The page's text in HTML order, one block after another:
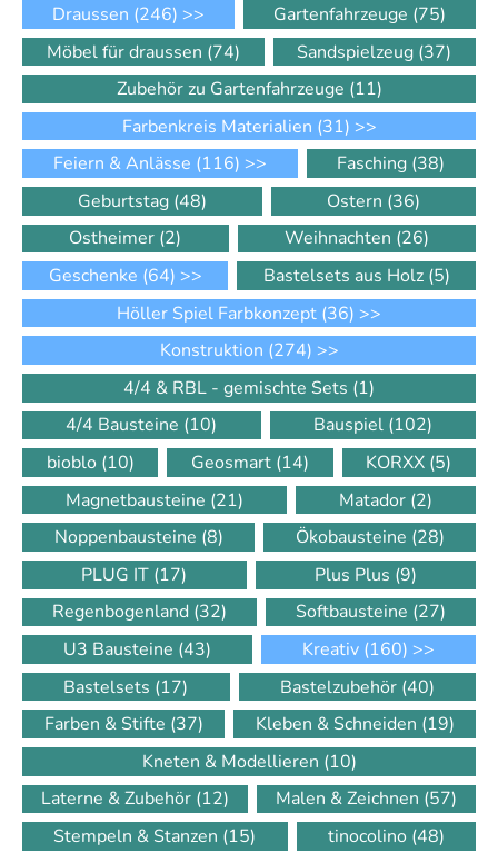
Draussen (246) >> Gartenfahrzeuge (75)
Möbel für draussen (74) Sandspielzeug (37)
Zubehör zu Gartenfahrzeuge (11)
Farbenkreis Materialien (31) >>
Feiern & Anlässe (116) >> Fasching (38)
Geburtstag (48) Ostern (36)
Ostheimer (2) Weihnachten (26)
Geschenke (64) >> Bastelsets aus Holz (5)
Höller Spiel Farbkonzept (36) >>
Konstruktion (274) >>
4/4 & RBL - gemischte Sets (1)
4/4 Bausteine (10) Bauspiel (102)
bioblo (10) Geosmart (14) KORXX (5)
Magnetbausteine (21) Matador (2)
Noppenbausteine (8) Ökobausteine (28)
PLUG IT (17) Plus Plus (9)
Regenbogenland (32) Softbausteine (27)
U3 Bausteine (43) Kreativ (160) >>
Bastelsets (17) Bastelzubehör (40)
Farben & Stifte (37) Kleben & Schneiden (19)
Kneten & Modellieren (10)
Laterne & Zubehör (12) Malen & Zeichnen (57)
Stempeln & Stanzen (15) tinocolino (48)